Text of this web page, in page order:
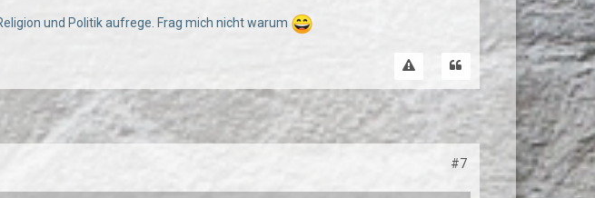
und Politik aufrege. Frag mich nicht warum
#7